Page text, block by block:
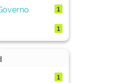
1
1
1